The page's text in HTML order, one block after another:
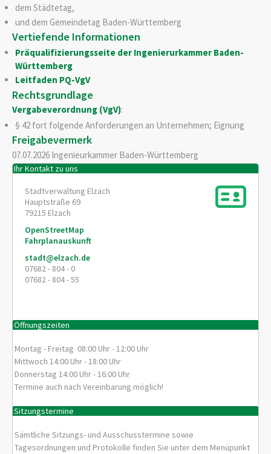
dem Städtetag,
und dem Gemeindetag Baden-Württemberg
Vertiefende Informationen
Präqualifizierungsseite der Ingenierurkammer Baden-
Württemberg
Leitfaden PQ-VgV
Rechtsgrundlage
Vergabeverordnung (VgV):
§ 42 fort folgende Anforderungen an Unternehmen; Eignung
Freigabevermerk
07.07.2026 Ingenieurkammer Baden-Württemberg
Ihr Kontakt zu uns
Stadtverwaltung Elzach
Hauptstraße 69
79215 Elzach
OpenStreetMap
Fahrplanauskunft
stadt@elzach.de
07682 - 804 - 0
07682 - 804 - 55
Öffnungszeiten
Montag - Freitag 08:00 Uhr - 12:00 Uhr
Mittwoch 14:00 Uhr - 18:00 Uhr
Donnerstag 14:00 Uhr - 16:00 Uhr
Termine auch nach Vereinbarung möglich!
Sitzungstermine
Sämtliche Sitzungs- und Ausschusstermine sowie
Tagesordnungen und Protokolle finden Sie unter dem Menüpunkt